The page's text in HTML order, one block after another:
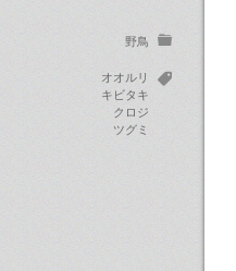
野鳥
オオルリ
キビタキ
クロジ
ツグミ